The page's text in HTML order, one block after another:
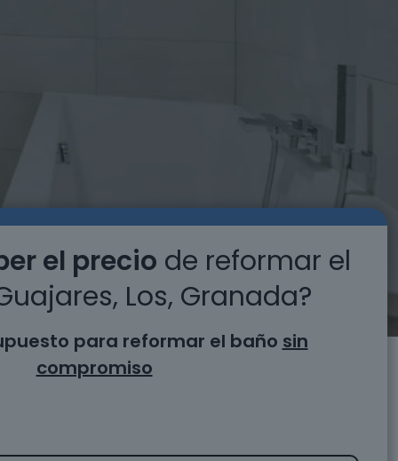
el precio de reformar el
Los, Granada?
para reformar el baño sin
compromiso